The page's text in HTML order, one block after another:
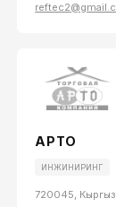
АРТО
ИНЖИНИРИНГ
720045,